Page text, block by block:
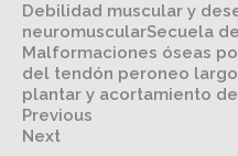
Debilidad muscular y
neuromuscularSecuela
Malformaciones óseas
del tendón peroneo
plantar y acortamiento
Previous
Next